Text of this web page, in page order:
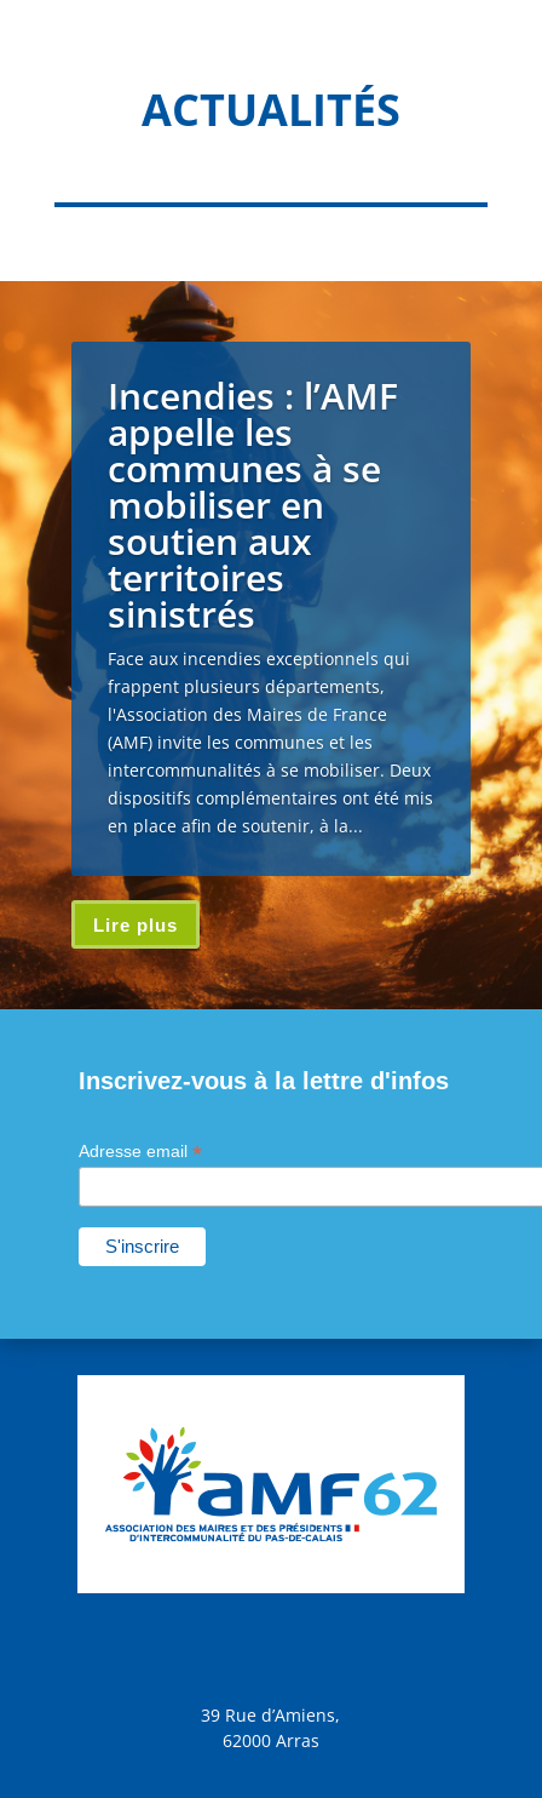
ACTUALITÉS
Incendies : l’AMF
appelle les
communes à se
mobiliser en
soutien aux
territoires
sinistrés
Face aux incendies exceptionnels qui
frappent plusieurs départements,
l'Association des Maires de France
(AMF) invite les communes et les
intercommunalités à se mobiliser. Deux
dispositifs complémentaires ont été mis
en place afin de soutenir, à la...
Lire plus
Inscrivez-vous à la lettre d'infos
Adresse email *
39 Rue d’Amiens,
62000 Arras